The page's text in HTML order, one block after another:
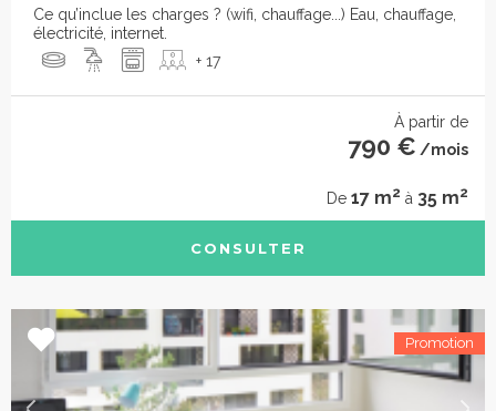
Ce qu’inclue les charges ? (wifi, chauffage...) Eau, chauffage,
électricité, internet.
+ 17
À partir de
790 € /mois
De 17 m2 à 35 m2
CONSULTER